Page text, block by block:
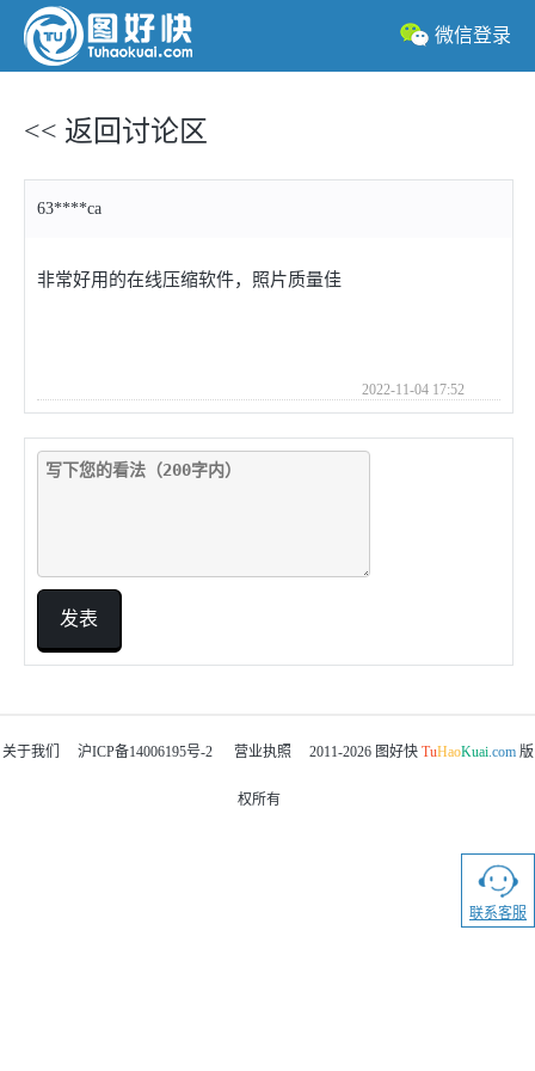
微信登录
<< 返回讨论区
63****ca
非常好用的在线压缩软件，照片质量佳
2022-11-04 17:52
发表
关于我们 沪ICP备14006195号-2 营业执照 2011-2026 图好快 TuHaoKuai.com版
权所有
联系客服